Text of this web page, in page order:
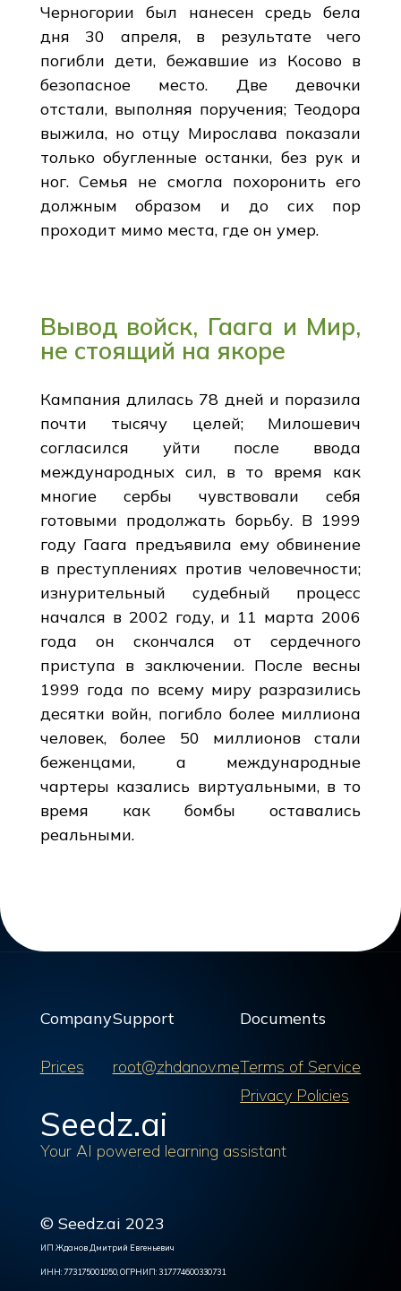
Черногории был нанесен средь бела
дня 30 апреля, в результате чего
погибли дети, бежавшие из Косово в
безопасное место. Две девочки
отстали, выполняя поручения; Теодора
выжила, но отцу Мирослава показали
только обугленные останки, без рук и
ног. Семья не смогла похоронить его
должным образом и до сих пор
проходит мимо места, где он умер.
Вывод войск, Гаага и Мир,
не стоящий на якоре
Кампания длилась 78 дней и поразила
почти тысячу целей; Милошевич
согласился уйти после ввода
международных сил, в то время как
многие сербы чувствовали себя
готовыми продолжать борьбу. В 1999
году Гаага предъявила ему обвинение
в преступлениях против человечности;
изнурительный судебный процесс
начался в 2002 году, и 11 марта 2006
года он скончался от сердечного
приступа в заключении. После весны
1999 года по всему миру разразились
десятки войн, погибло более миллиона
человек, более 50 миллионов стали
беженцами, а международные
чартеры казались виртуальными, в то
время как бомбы оставались
реальными.
Company
Prices
Support
root@zhdanov.me
Documents
Terms of Service
Privacy Policies
Seedz.ai
Your AI powered learning assistant
© Seedz.ai 2023
ИП Жданов Дмитрий Евгеньевич
ИНН: 773175001050, ОГРНИП: 317774600330731